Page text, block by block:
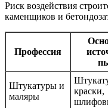
Риск воздействия
каменщиков и
Профессия
Штукатуры и
маляры
краски,